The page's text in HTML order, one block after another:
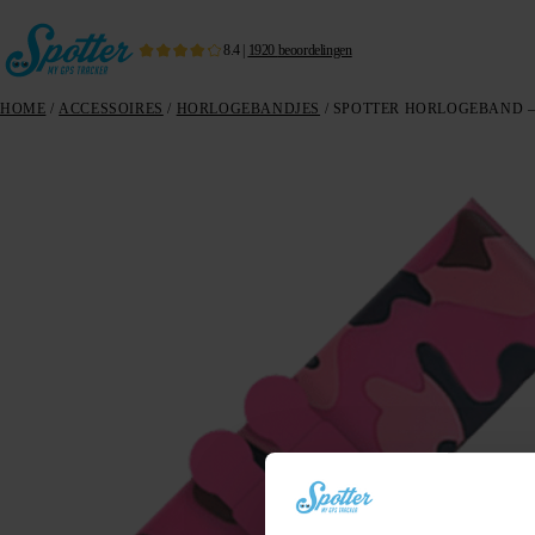
8.4| 1920 beoordelingen
HOME / ACCESSOIRES / HORLOGEBANDJES / SPOTTER HORLOGEBAND